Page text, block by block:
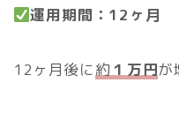
運用期間：12ヶ月
12ヶ月後に約 １万円が